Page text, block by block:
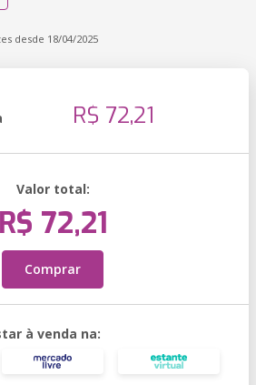
desde 18/04/2025
R$ 72,21
Valor total:
R$ 72,21
Comprar
à venda na: